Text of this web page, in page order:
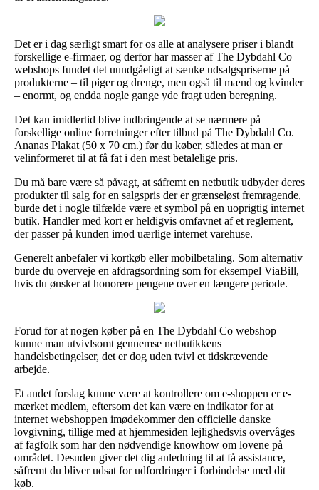
Det er i dag særligt smart for os alle at analysere priser i blandt
forskellige e-firmaer, og derfor har masser af The Dybdahl Co
webshops fundet det uundgåeligt at sænke udsalgspriserne på
produkterne – til piger og drenge, men også til mænd og kvinder
– enormt, og endda nogle gange yde fragt uden beregning.
Det kan imidlertid blive indbringende at se nærmere på
forskellige online forretninger efter tilbud på The Dybdahl Co.
Ananas Plakat (50 x 70 cm.) før du køber, således at man er
velinformeret til at få fat i den mest betalelige pris.
Du må bare være så påvagt, at såfremt en netbutik udbyder deres
produkter til salg for en salgspris der er grænseløst fremragende,
burde det i nogle tilfælde være et symbol på en uoprigtig internet
butik. Handler med kort er heldigvis omfavnet af et reglement,
der passer på kunden imod uærlige internet varehuse.
Generelt anbefaler vi kortkøb eller mobilbetaling. Som alternativ
burde du overveje en afdragsordning som for eksempel ViaBill,
hvis du ønsker at honorere pengene over en længere periode.
Forud for at nogen køber på en The Dybdahl Co webshop
kunne man utvivlsomt gennemse netbutikkens
handelsbetingelser, det er dog uden tvivl et tidskrævende
arbejde.
Et andet forslag kunne være at kontrollere om e-shoppen er e-
mærket medlem, eftersom det kan være en indikator for at
internet webshoppen imødekommer den officielle danske
lovgivning, tillige med at hjemmesiden lejlighedsvis overvåges
af fagfolk som har den nødvendige knowhow om lovene på
området. Desuden giver det dig anledning til at få assistance,
såfremt du bliver udsat for udfordringer i forbindelse med dit
køb.